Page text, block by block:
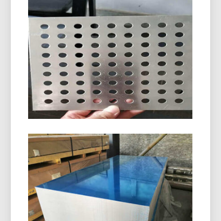
Artikel ini mengeksplorasi ruang lingkup penuh
pelat aluminium anodized, dari fundamental teknis
hingga aplikasi industri. Itu menjelaskan proses
elektrokimia di balik anodisasi, Detail Pilihan
Paduan, menguraikan langkah -langkah
manufaktur, dan membandingkan anodisasi
dengan teknik finishing lainnya.
Lembaran Aluminium Berlubang
Lembaran aluminium berlubang adalah jenis
lembaran logam yang dibuat dengan pola lubang-
lubang kecil atau perforasi di seluruh materialnya..